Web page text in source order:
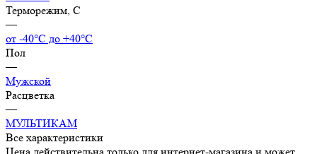
Терморежим, C
—
от -40°С до +40°С
Пол
—
Мужской
Расцветка
—
МУЛЬТИКАМ
Все характеристики